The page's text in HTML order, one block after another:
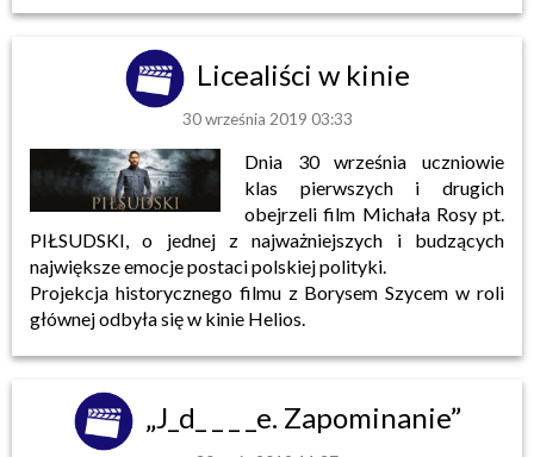
Licealiści w kinie
30 września 2019 03:33
Dnia 30 września uczniowie
klas pierwszych i drugich
obejrzeli film Michała Rosy pt.
PIŁSUDSKI, o jednej z najważniejszych i budzących
największe emocje postaci polskiej polityki.
Projekcja historycznego filmu z Borysem Szycem w roli
głównej odbyła się w kinie Helios.
„J_d_ _ _ _e. Zapominanie”